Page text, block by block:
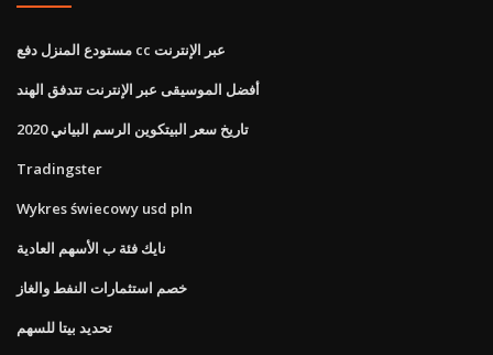
مستودع المنزل دفع cc عبر الإنترنت
أفضل الموسيقى عبر الإنترنت تتدفق الهند
تاريخ سعر البيتكوين الرسم البياني 2020
Tradingster
Wykres świecowy usd pln
نايك فئة ب الأسهم العادية
خصم استثمارات النفط والغاز
تحديد بيتا للسهم